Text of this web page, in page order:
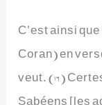
C’est ainsi
Coran) en
veut. (16)
Sabéens [les